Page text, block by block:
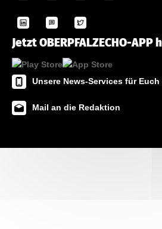
Jetzt OBERPFALZECHO-
Unsere News-Services für Euch
Mail an die Redaktion